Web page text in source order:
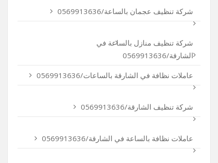
شركة تنظيف عجمان بالساعة/0569913636
شركة تنظيف منازل بالساعة في
الشارقة/0569913636
عاملات نظافة في الشارقة بالساعات/0569913636
شركة تنظيف الشارقة/0569913636
عاملات نظافة بالساعة في الشارقة/0569913636